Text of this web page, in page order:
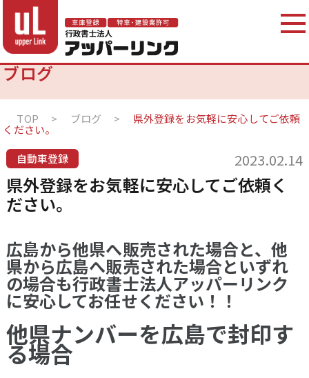
ブログ
TOP > ブログ > 県外登録をお気軽に安心してご依頼
ください。
自動車登録
2023.02.14
県外登録をお気軽に安心してご依頼く
ださい。
広島から他県へ販売された場合と、他
県から広島へ販売された場合といずれ
の場合も行政書士法人アッパーリンク
に安心してお任せください！！
他県ナンバーを広島で封印す
る場合